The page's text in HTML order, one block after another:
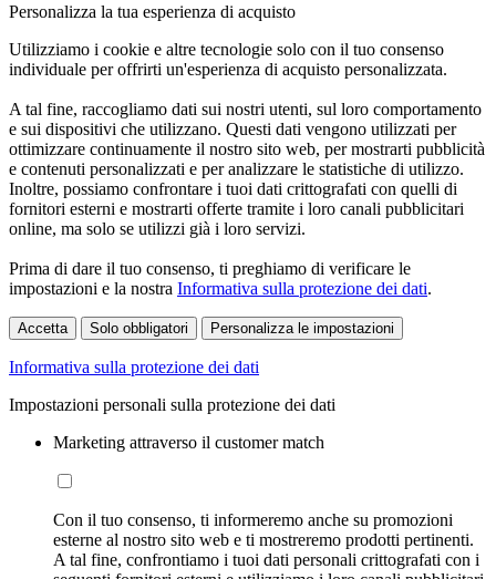
Personalizza la tua esperienza di acquisto
Utilizziamo i cookie e altre tecnologie solo con il tuo consenso
individuale per offrirti un'esperienza di acquisto personalizzata.
A tal fine, raccogliamo dati sui nostri utenti, sul loro comportamento
e sui dispositivi che utilizzano. Questi dati vengono utilizzati per
ottimizzare continuamente il nostro sito web, per mostrarti pubblicità
e contenuti personalizzati e per analizzare le statistiche di utilizzo.
Inoltre, possiamo confrontare i tuoi dati crittografati con quelli di
fornitori esterni e mostrarti offerte tramite i loro canali pubblicitari
online, ma solo se utilizzi già i loro servizi.
Prima di dare il tuo consenso, ti preghiamo di verificare le
impostazioni e la nostra Informativa sulla protezione dei dati.
Accetta Solo obbligatori Personalizza le impostazioni
Informativa sulla protezione dei dati
Impostazioni personali sulla protezione dei dati
Marketing attraverso il customer match
Con il tuo consenso, ti informeremo anche su promozioni
esterne al nostro sito web e ti mostreremo prodotti pertinenti.
A tal fine, confrontiamo i tuoi dati personali crittografati con i